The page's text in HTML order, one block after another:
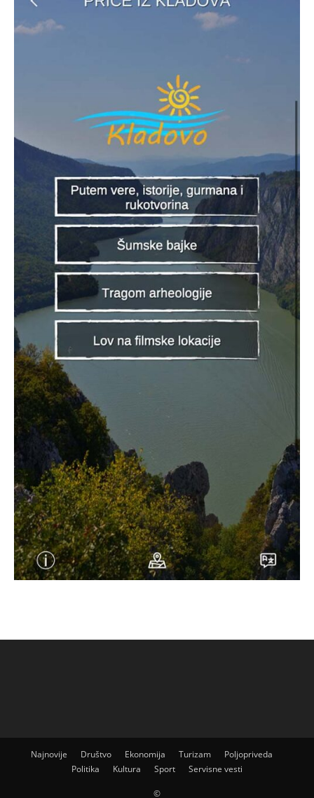
Najnovije Društvo Ekonomija Turizam
Poljopriveda
Politika
Kultura Sport Servisne vesti
©